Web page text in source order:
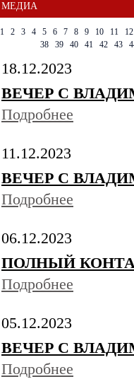
МЕДИА
1 2 3 4 5 6 7 8 9 10 11
12
38
39 40 41 42 43
18.12.2023
ВЕЧЕР С
Подробнее
11.12.2023
ВЕЧЕР С
Подробнее
06.12.2023
ПОЛНЫЙ
Подробнее
05.12.2023
ВЕЧЕР С
Подробнее